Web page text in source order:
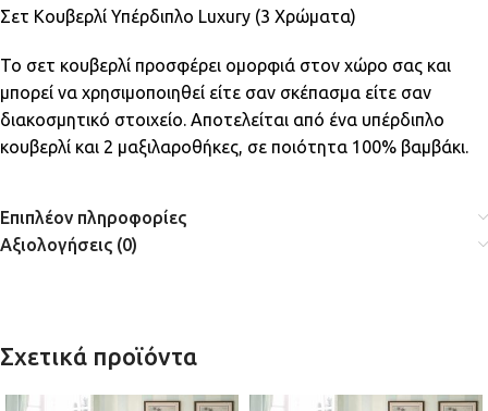
Σετ Κουβερλί Υπέρδιπλο Luxury (3 Χρώματα)
Το σετ κουβερλί προσφέρει ομορφιά στον χώρο σας και
μπορεί να χρησιμοποιηθεί είτε σαν σκέπασμα είτε σαν
διακοσμητικό στοιχείο. Αποτελείται από ένα υπέρδιπλο
κουβερλί και 2 μαξιλαροθήκες, σε ποιότητα 100% βαμβάκι.
Επιπλέον πληροφορίες
Αξιολογήσεις (0)
Σχετικά προϊόντα